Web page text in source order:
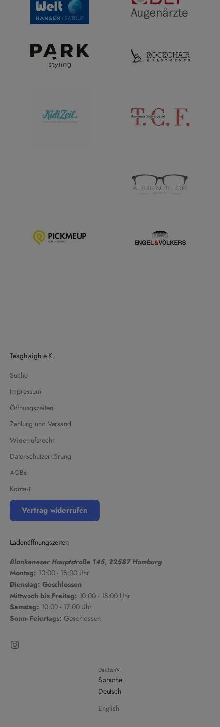
Teaghlaigh e.K.
Suche
Impressum
Öffnungszeiten
Zahlung und Versand
Widerrufsrecht
Datenschutzerklärung
AGBs
Kontakt
Vertrag widerrufen
Ladenöffnungszeiten
Blankeneser Hauptstraße 145, 22587 Hamburg
Montag: 10:00 - 18:00 Uhr
Dienstag: Geschlossen
Mittwoch bis Freitag: 10:00 - 18:00 Uhr
Samstag: 10:00 - 17:00 Uhr
Sonn- Feiertags: Geschlossen
Deutsch
Sprache
Deutsch
English